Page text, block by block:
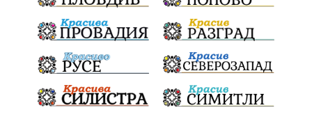
БългарскотоМашиностроене ПравилаЗаВсички
ТониСтораро НеправилноПаркиране Булинг
ЯнкаРупкина НародноТворчество
ЕлектроразпределениеСевер